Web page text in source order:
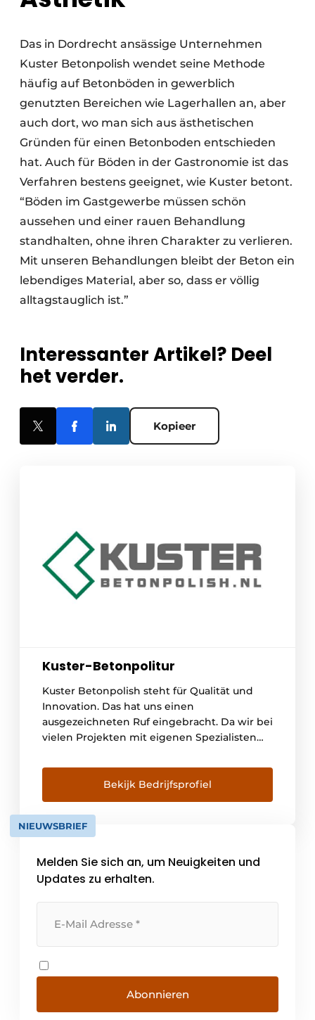
Das in Dordrecht ansässige Unternehmen
Kuster Betonpolish wendet seine Methode
häufig auf Betonböden in gewerblich
genutzten Bereichen wie Lagerhallen an, aber
auch dort, wo man sich aus ästhetischen
Gründen für einen Betonboden entschieden
hat. Auch für Böden in der Gastronomie ist das
Verfahren bestens geeignet, wie Kuster betont.
“Böden im Gastgewerbe müssen schön
aussehen und einer rauen Behandlung
standhalten, ohne ihren Charakter zu verlieren.
Mit unseren Behandlungen bleibt der Beton ein
lebendiges Material, aber so, dass er völlig
alltagstauglich ist.”
Interessanter Artikel? Deel
het verder.
Kopieer
Kuster-Betonpolitur
Kuster Betonpolish steht für Qualität und
Innovation. Das hat uns einen
ausgezeichneten Ruf eingebracht. Da wir bei
vielen Projekten mit eigenen Spezialisten
und kreative Lösungen für zahlreiche
Betonanwendungen. Wir sorgen dafür, dass
Ihr Boden zu Ihrer Visitenkarte wird. Dies
erreichen wir, indem wir Ihren Boden mit
der Methode [...] renovieren.
Bekijk Bedrijfsprofiel
NIEUWSBRIEF
Melden Sie sich an, um Neuigkeiten und
Updates zu erhalten.
Abonnieren